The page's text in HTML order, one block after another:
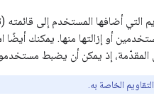
أضافها المستخدم إلى
أو إزالتها منها. يمكنك
المقدّمة، إذ يمكن أن يضبط
الخاصة به.